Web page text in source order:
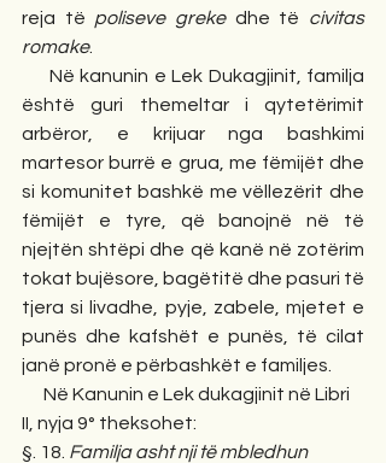
reja të poliseve greke dhe të civitas
romake.
Në kanunin e Lek Dukagjinit, familja
është guri themeltar i qytetërimit
arbëror, e krijuar nga bashkimi
martesor burrë e grua, me fëmijët dhe
si komunitet bashkë me vëllezërit dhe
fëmijët e tyre, që banojnë në të
njejtën shtëpi dhe që kanë në zotërim
tokat bujësore, bagëtitë dhe pasuri të
tjera si livadhe, pyje, zabele, mjetet e
punës dhe kafshët e punës, të cilat
janë pronë e përbashkët e familjes.
Në Kanunin e Lek dukagjinit në Libri
II, nyja 9° theksohet:
§. 18. Familja asht nji të mbledhun